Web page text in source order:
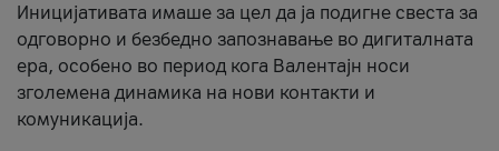
Иницијативата имаше за цел да ја подигне свеста за
одговорно и безбедно запознавање во дигиталната
ера, особено во период кога Валентајн носи
зголемена динамика на нови контакти и
комуникација.